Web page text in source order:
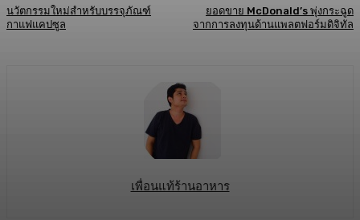
นวัตกรรมใหม่สำหรับบรรจุภัณฑ์
กาแฟแคปซูล
ยอดขาย McDonald’s พุ่งกระฉูด
จากการลงทุนด้านแพลตฟอร์มดิจิทัล
เพื่อนแท้ร้านอาหาร